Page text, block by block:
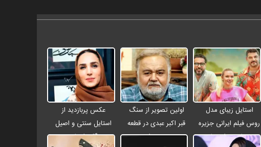
استایل زیبای مدل
روس فیلم ایرانی جزیره
جیمز باند در اصفهان +
اولین تصویر از سنگ
قبر اکبر عبدی در قطعه
هنرمندان
عکس پربازدید از
استایل سنتی و اصیل
سوگل طهماسبی